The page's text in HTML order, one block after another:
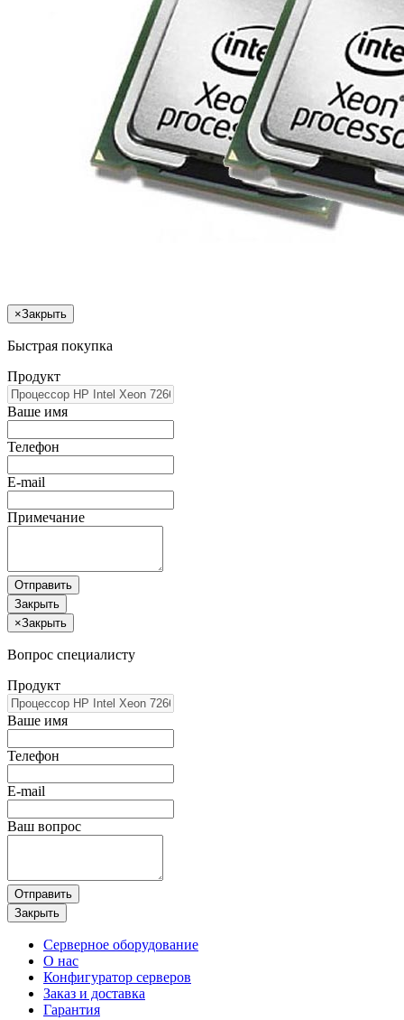
×Закрыть
Быстрая покупка
Продукт
Ваше имя
Телефон
E-mail
Примечание
Отправить
Закрыть
×Закрыть
Вопрос специалисту
Продукт
Ваше имя
Телефон
E-mail
Ваш вопрос
Отправить
Закрыть
Серверное оборудование
О нас
Конфигуратор серверов
Заказ и доставка
Гарантия